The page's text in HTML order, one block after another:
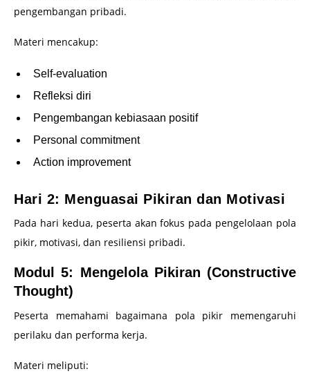
pengembangan pribadi.
Materi mencakup:
Self-evaluation
Refleksi diri
Pengembangan kebiasaan positif
Personal commitment
Action improvement
Hari 2: Menguasai Pikiran dan Motivasi
Pada hari kedua, peserta akan fokus pada pengelolaan pola
pikir, motivasi, dan resiliensi pribadi.
Modul 5: Mengelola Pikiran (Constructive
Thought)
Peserta memahami bagaimana pola pikir memengaruhi
perilaku dan performa kerja.
Materi meliputi: